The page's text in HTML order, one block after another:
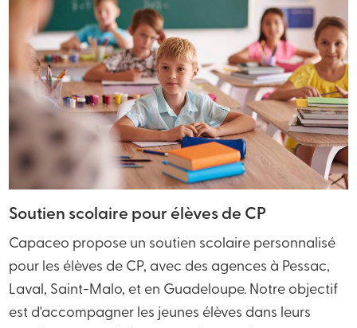
Soutien scolaire pour élèves de CP
Capaceo propose un soutien scolaire personnalisé
pour les élèves de CP, avec des agences à Pessac,
Laval, Saint-Malo, et en Guadeloupe. Notre objectif
est d'accompagner les jeunes élèves dans leurs